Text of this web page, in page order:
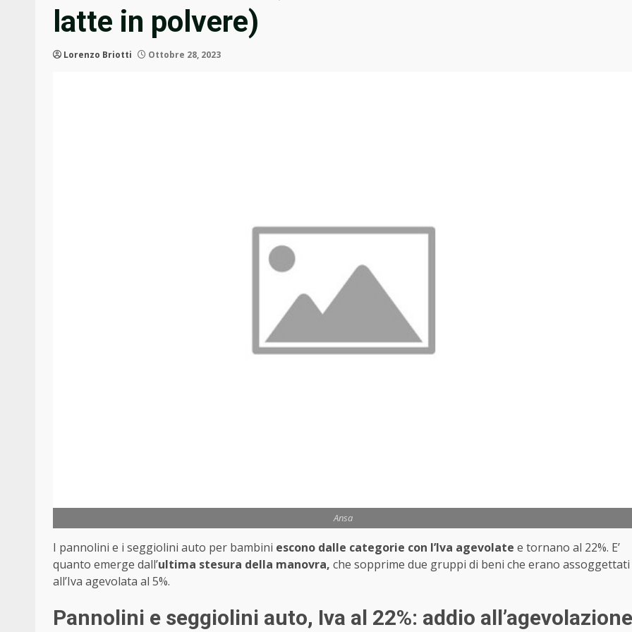
latte in polvere)
Lorenzo Briotti Ottobre 28, 2023
Ansa
I pannolini e i seggiolini auto per bambini escono dalle categorie con l’Iva agevolate e tornano al 22%. E’
quanto emerge dall’ultima stesura della manovra, che sopprime due gruppi di beni che erano assoggettati
all’Iva agevolata al 5%.
Pannolini e seggiolini auto, Iva al 22%: addio all’agevolazione